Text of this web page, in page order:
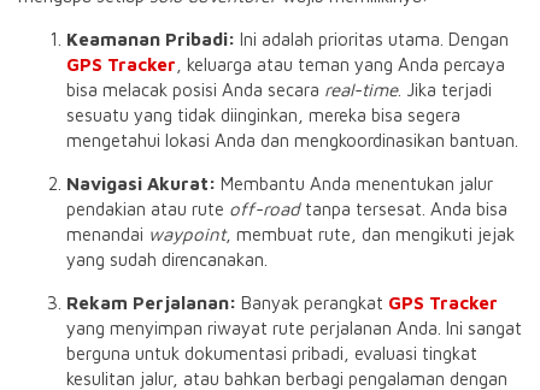
Keamanan Pribadi: Ini adalah prioritas utama. Dengan
GPS Tracker , keluarga atau teman yang Anda percaya
bisa melacak posisi Anda secara real-time. Jika terjadi
sesuatu yang tidak diinginkan, mereka bisa segera
mengetahui lokasi Anda dan mengkoordinasikan bantuan.
Navigasi Akurat: Membantu Anda menentukan jalur
pendakian atau rute off-roadtanpa tersesat. Anda bisa
menandai waypoint, membuat rute, dan mengikuti jejak
yang sudah direncanakan.
Rekam Perjalanan: Banyak perangkat GPS Tracker
yang menyimpan riwayat rute perjalanan Anda. Ini sangat
berguna untuk dokumentasi pribadi, evaluasi tingkat
kesulitan jalur, atau bahkan berbagi pengalaman dengan